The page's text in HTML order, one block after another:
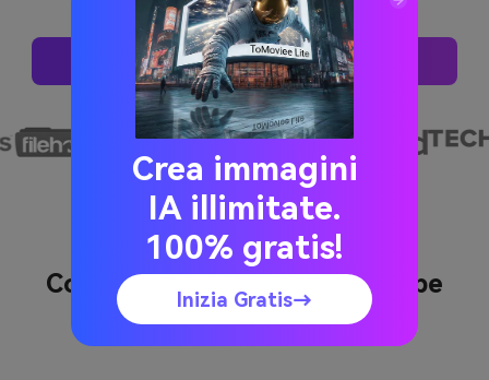
Prova Queste Richieste
Come creare un canale Youtube
Trailer Maker con Media.io
Crea immagini
IA illimitate.
100% gratis!
Inizia Gratis→